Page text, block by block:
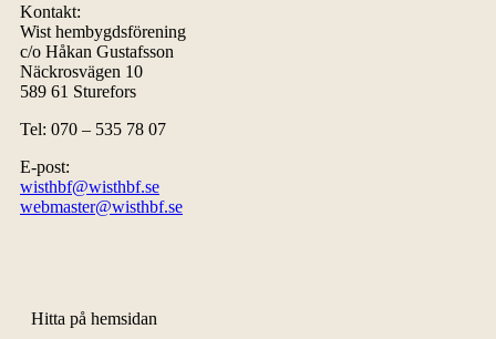
Kontakt:
Wist hembygdsförening
c/o Håkan Gustafsson
Näckrosvägen 10
589 61 Sturefors
Tel: 070 – 535 78 07
E-post:
wisthbf@wisthbf.se
webmaster@wisthbf.se
Hitta på hemsidan